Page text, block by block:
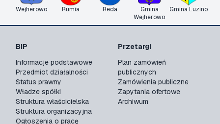
Wejherowo Rumia Reda
Gmina
Wejherowo
Gmina Luzino
BIP
Informacje podstawowe
Przedmiot działalności
Status prawny
Władze spółki
Struktura właścicielska
Struktura organizacyjna
Ogłoszenia o pracę
Przetargi
Plan zamówień
publicznych
Zamówienia publiczne
Zapytania ofertowe
Archiwum